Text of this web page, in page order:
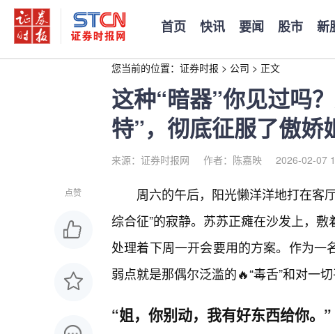
首页 快讯 要闻 股市 新
您当前的位置： 证券时报 > 公司 > 正文
这种“暗器”你见过吗
特”，彻底征服了傲娇
来源：证券时报网 作者：陈嘉映 2026-02-07
点赞
周六的午后，阳光懒洋洋地打在客
综合征”的寂静。苏苏正瘫在沙发上，
处理着下周一开会要用的方案。作为一
弱点就是那偶尔泛滥的🔥“毒舌”和对一
“姐，你别动，我有好东西给你。”